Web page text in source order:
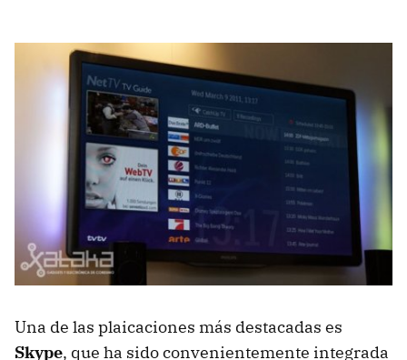
Una de las plaicaciones más destacadas es
Skype, que ha sido convenientemente integrada